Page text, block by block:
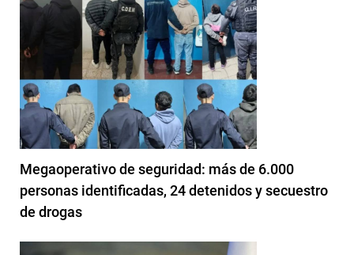
Megaoperativo de seguridad: más de 6.000
personas identificadas, 24 detenidos y secuestro
de drogas